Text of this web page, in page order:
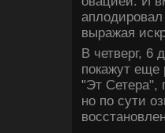
выражая
В четве­рг, 6
покажут еще
"Эт Сетера",
но по сути